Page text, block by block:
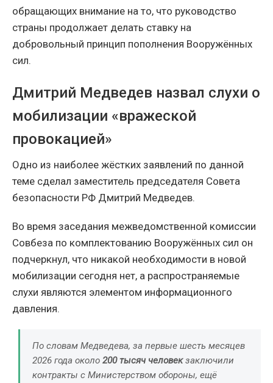
обращающих внимание на то, что руководство
страны продолжает делать ставку на
добровольный принцип пополнения Вооружённых
сил.
Дмитрий Медведев назвал слухи о
мобилизации «вражеской
провокацией»
Одно из наиболее жёстких заявлений по данной
теме сделал заместитель председателя Совета
безопасности РФ Дмитрий Медведев.
Во время заседания межведомственной комиссии
Совбеза по комплектованию Вооружённых сил он
подчеркнул, что никакой необходимости в новой
мобилизации сегодня нет, а распространяемые
слухи являются элементом информационного
давления.
По словам Медведева, за первые шесть месяцев
2026 года около 200 тысяч человекзаключили
контракты с Министерством обороны, ещё